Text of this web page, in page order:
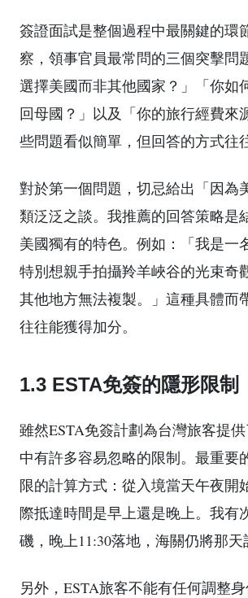
簽證面試是整個過程中最關鍵的環
察，領事官員最常問的三個突擊問
選擇美國而非其他國家？」「你如
回母國？」以及「你的旅行經費來
些問題看似簡單，但回答的方式往
對於第一個問題，切忌給出「因為
類泛泛之談。我推薦的回答策略是
美國獨有的特色。例如：「我是一
特別想親手拍攝羚羊峽谷的光束奇
其他地方無法複製。」這種具體而
往往能獲得加分。
1.3 ESTA免簽的隱形限制
雖然ESTA免簽計劃為台灣旅客提
中有許多容易忽略的限制。最重要
限的計算方式：從入境當天午夜開
際抵達時間是早上還是晚上。我有
磯，晚上11:30落地，海關仍將那天
另外，ESTA旅客不能有任何調整